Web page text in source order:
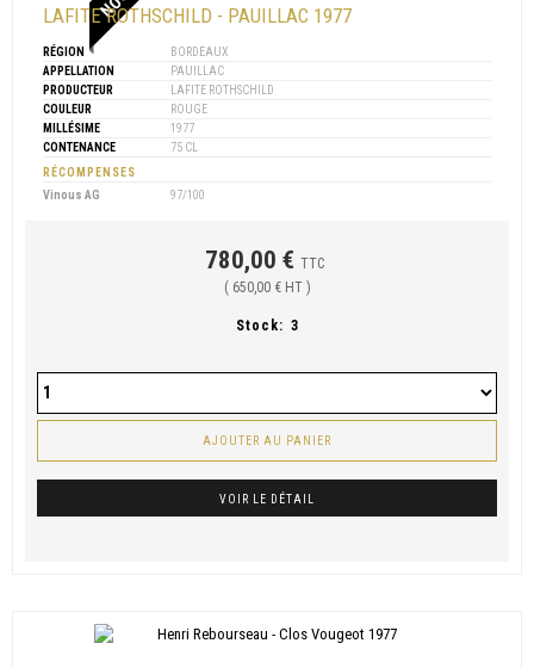
LAFITE ROTHSCHILD - PAUILLAC 1977
RÉGION
BORDEAUX
APPELLATION
PAUILLAC
PRODUCTEUR
LAFITE ROTHSCHILD
COULEUR
ROUGE
MILLÉSIME
1977
CONTENANCE
75 CL
RÉCOMPENSES
Vinous AG
97/100
780,00 € TTC
( 650,00 € HT )
Stock: 3
AJOUTER AU PANIER
VOIR LE DÉTAIL